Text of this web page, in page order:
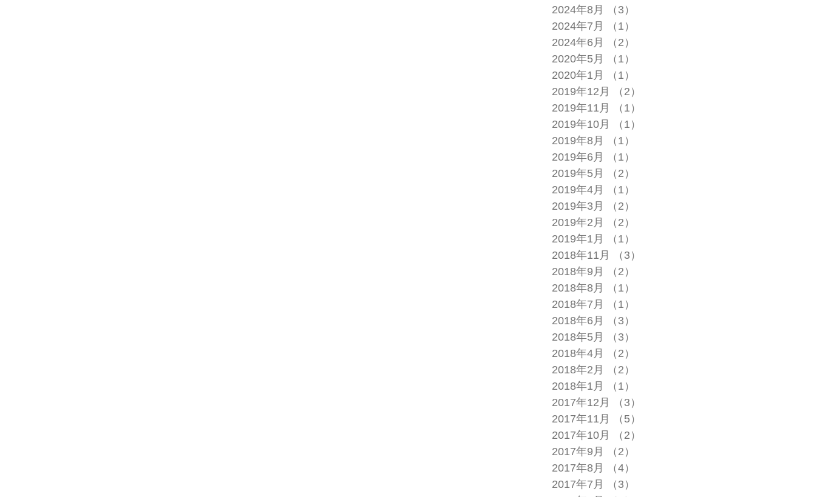
2024年8月
（3）
2024年7月
（1）
2024年6月
（2）
2020年5月
（1）
2020年1月
（1）
2019年12月
（2）
2019年11月
（1）
2019年10月
（1）
2019年8月
（1）
2019年6月
（1）
2019年5月
（2）
2019年4月
（1）
2019年3月
（2）
2019年2月
（2）
2019年1月
（1）
2018年11月
（3）
2018年9月
（2）
2018年8月
（1）
2018年7月
（1）
2018年6月
（3）
2018年5月
（3）
2018年4月
（2）
2018年2月
（2）
2018年1月
（1）
2017年12月
（3）
2017年11月
（5）
2017年10月
（2）
2017年9月
（2）
2017年8月
（4）
2017年7月
（3）